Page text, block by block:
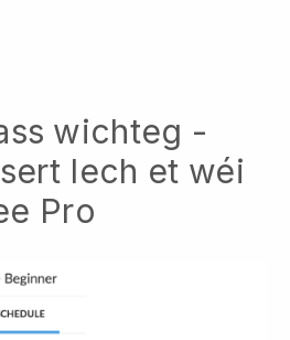
wichteg -
Iech et wéi
Pro